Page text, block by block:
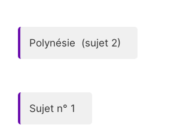
Polynésie (sujet 2)
Sujet n° 1